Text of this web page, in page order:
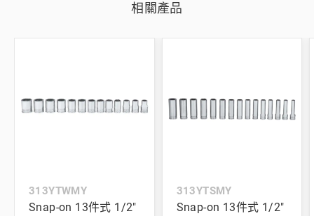
相關產品
313YTWMY
Snap-on 13件式 1/2"
313YTSMY
Snap-on 13件式 1/2"